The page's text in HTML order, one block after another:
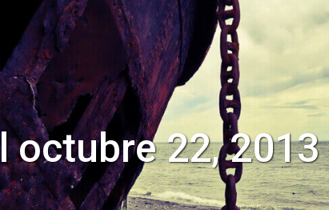
octubre 22, 2013